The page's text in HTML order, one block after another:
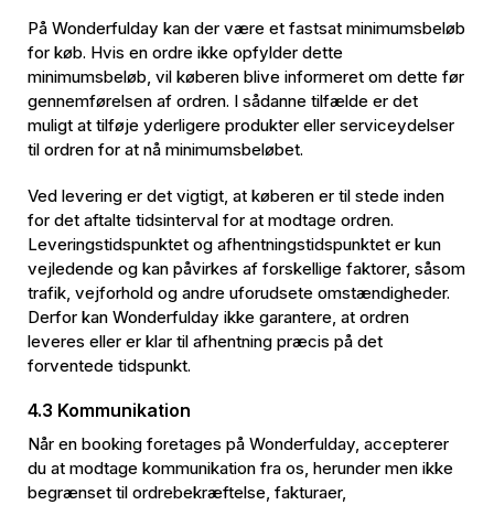
På Wonderfulday kan der være et fastsat minimumsbeløb
for køb. Hvis en ordre ikke opfylder dette
minimumsbeløb, vil køberen blive informeret om dette før
gennemførelsen af ordren. I sådanne tilfælde er det
muligt at tilføje yderligere produkter eller serviceydelser
til ordren for at nå minimumsbeløbet.
Ved levering er det vigtigt, at køberen er til stede inden
for det aftalte tidsinterval for at modtage ordren.
Leveringstidspunktet og afhentningstidspunktet er kun
vejledende og kan påvirkes af forskellige faktorer, såsom
trafik, vejforhold og andre uforudsete omstændigheder.
Derfor kan Wonderfulday ikke garantere, at ordren
leveres eller er klar til afhentning præcis på det
forventede tidspunkt.
4.3 Kommunikation
Når en booking foretages på Wonderfulday, accepterer
du at modtage kommunikation fra os, herunder men ikke
begrænset til ordrebekræftelse, fakturaer,